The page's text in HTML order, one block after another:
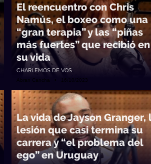
El reencuentro con Chris
Namús, el boxeo como una
“gran terapia” y las “piñas
más fuertes” que recibió en
su vida
CHARLEMOS DE VOS
Abran Cancha • 16/10/2023
La vida de Jayson Granger,
lesión que casi termina su
carrera y “el problema del
ego” en Uruguay